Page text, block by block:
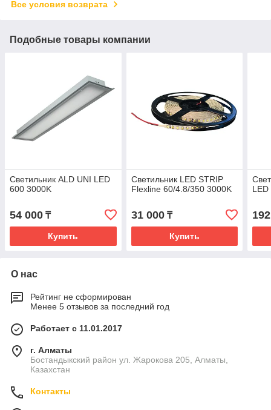
Все условия возврата
Подобные товары компании
Светильник ALD UNI LED
600 3000K
54 000 ₸
Купить
Светильник LED STRIP
Flexline 60/4.8/350 3000K
31 000₸
Купить
О нас
Рейтинг не сформирован
Менее 5 отзывов за последний год
Работает с 11.01.2017
г. Алматы
Бостандыкский район ул. Жарокова 205, Алматы,
Казахстан
Контакты